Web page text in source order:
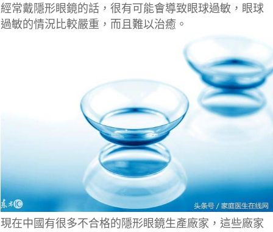
經常戴隱形眼鏡的話，很有可能會導致眼球過敏，眼球
過敏的情況比較嚴重，而且難以治癒。
現在中國有很多不合格的隱形眼鏡生產廠家，這些廠家